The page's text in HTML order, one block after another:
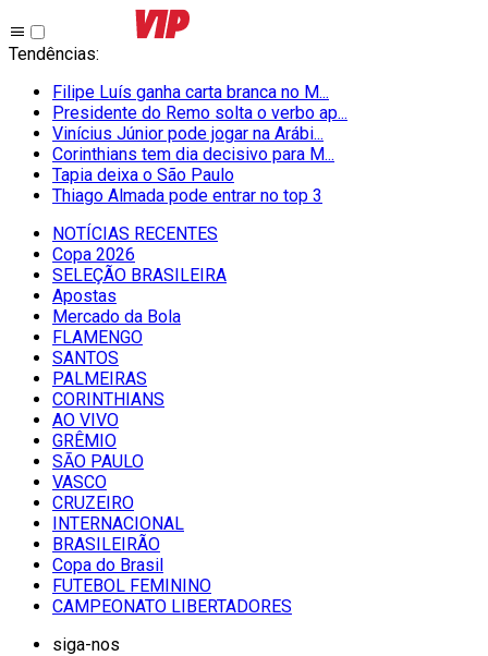
Tendências:
Filipe Luís ganha carta branca no M...
Presidente do Remo solta o verbo ap...
Vinícius Júnior pode jogar na Arábi...
Corinthians tem dia decisivo para M...
Tapia deixa o São Paulo
Thiago Almada pode entrar no top 3
NOTÍCIAS RECENTES
Copa 2026
SELEÇÃO BRASILEIRA
Apostas
Mercado da Bola
FLAMENGO
SANTOS
PALMEIRAS
CORINTHIANS
AO VIVO
GRÊMIO
SĀO PAULO
VASCO
CRUZEIRO
INTERNACIONAL
BRASILEIRÃO
Copa do Brasil
FUTEBOL FEMININO
CAMPEONATO LIBERTADORES
siga-nos